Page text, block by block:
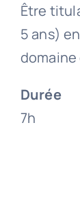
Être
5 ans)
Durée
7h